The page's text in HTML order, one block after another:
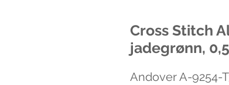
Cross Stitch
jadegrønn,
Andover A-9254-